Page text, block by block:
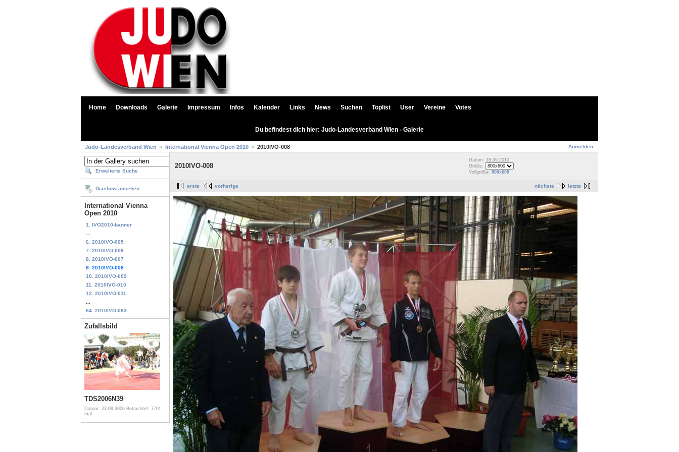
Home Downloads Galerie Impressum Infos Kalender Links News Suchen Toplist User Vereine Votes
Du befindest dich hier: Judo-Landesverband Wien - Galerie
Anmelden
Judo-Landesverband Wien International Vienna Open 2010 2010IVO-008
Erweiterte Suche
Diashow ansehen
International Vienna
Open 2010
1. IVO2010-banner
6. 2010IVO-005
7. 2010IVO-006
8. 2010IVO-007
9. 2010IVO-008
10. 2010IVO-009
11. 2010IVO-010
12. 2010IVO-011
84. 2010IVO-083...
Zufallsbild
TDS2006N39
Datum: 23.09.2006 Betrachtet: 7701
mal
2010IVO-008
Datum: 18.09.2010
Größe:
Vollgröße: 800x600
nächste letzte
erste vorherige